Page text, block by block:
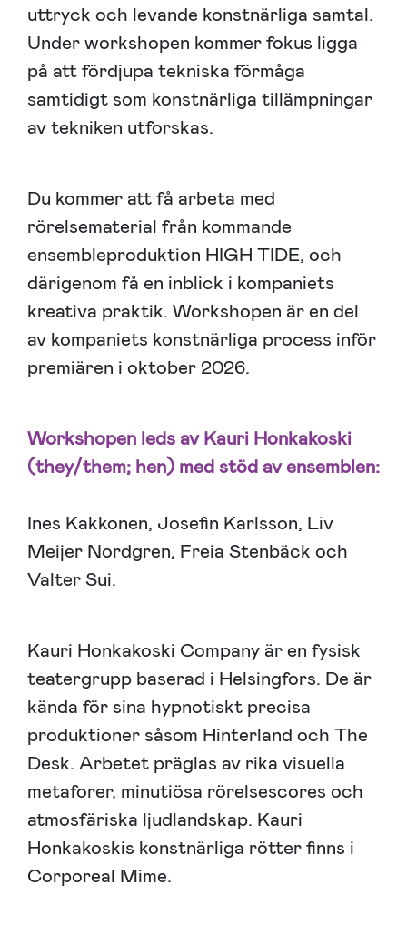
uttryck och levande konstnärliga samtal.
Under workshopen kommer fokus ligga
på att fördjupa tekniska förmåga
samtidigt som konstnärliga tillämpningar
av tekniken utforskas.
Du kommer att få arbeta med
rörelsematerial från kommande
ensembleproduktion HIGH TIDE, och
därigenom få en inblick i kompaniets
kreativa praktik. Workshopen är en del
av kompaniets konstnärliga process inför
premiären i oktober 2026.
Workshopen leds av Kauri Honkakoski
(they/them; hen) med stöd av ensemblen:
Ines Kakkonen, Josefin Karlsson, Liv
Meijer Nordgren, Freia Stenbäck och
Valter Sui.
Kauri Honkakoski Company är en fysisk
teatergrupp baserad i Helsingfors. De är
kända för sina hypnotiskt precisa
produktioner såsom Hinterland och The
Desk. Arbetet präglas av rika visuella
metaforer, minutiösa rörelsescores och
atmosfäriska ljudlandskap. Kauri
Honkakoskis konstnärliga rötter finns i
Corporeal Mime.